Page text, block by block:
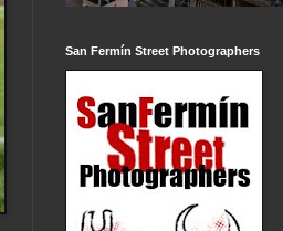
San Fermín Street Photographers